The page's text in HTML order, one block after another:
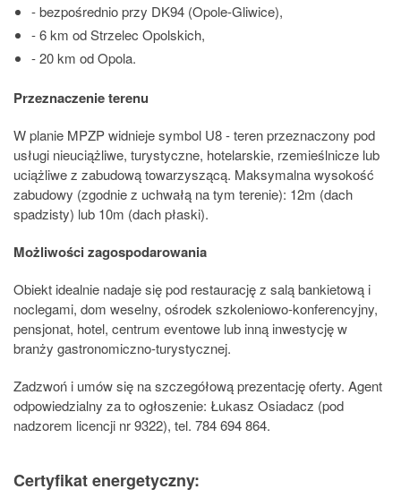
- bezpośrednio przy DK94 (Opole-Gliwice),
- 6 km od Strzelec Opolskich,
- 20 km od Opola.
Przeznaczenie terenu
W planie MPZP widnieje symbol U8 - teren przeznaczony pod
usługi nieuciążliwe, turystyczne, hotelarskie, rzemieślnicze lub
uciążliwe z zabudową towarzyszącą. Maksymalna wysokość
zabudowy (zgodnie z uchwałą na tym terenie): 12m (dach
spadzisty) lub 10m (dach płaski).
Możliwości zagospodarowania
Obiekt idealnie nadaje się pod restaurację z salą bankietową i
noclegami, dom weselny, ośrodek szkoleniowo-konferencyjny,
pensjonat, hotel, centrum eventowe lub inną inwestycję w
branży gastronomiczno-turystycznej.
Zadzwoń i umów się na szczegółową prezentację oferty. Agent
odpowiedzialny za to ogłoszenie: Łukasz Osiadacz (pod
nadzorem licencji nr 9322), tel. 784 694 864.
Certyfikat energetyczny: